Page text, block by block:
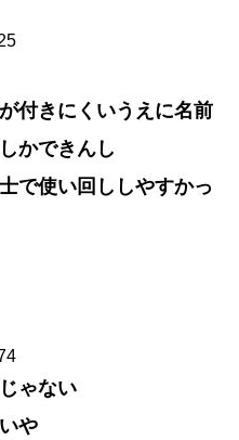
付きにくいうえに名前
かできんし
で使い回ししやすかっ
ゃない
や